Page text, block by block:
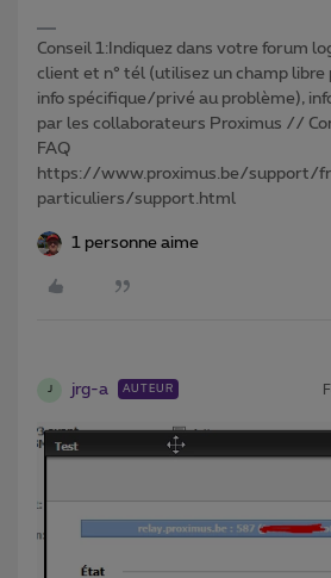
Conseil 1:Indiquez dans votre forum
client et n° tél (utilisez un champ
info spécifique/privé au problème),
par les collaborateurs Proximus //
FAQ
https://www.proximus.be/support/
particuliers/support.html
1 personne aime
J jrg-a AUTEUR